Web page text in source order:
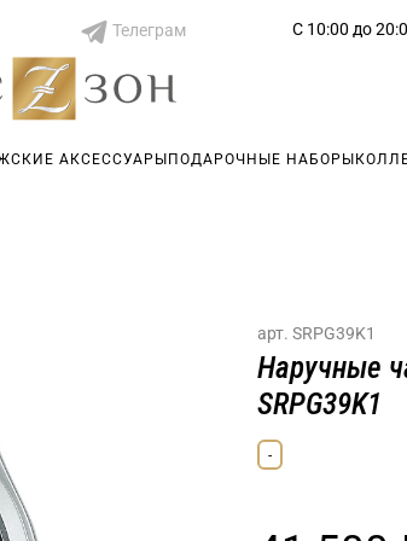
Телеграм С 10:00 до
АКСЕССУАРЫ ПОДАРОЧНЫЕ НАБОРЫ
арт. SRPG39K1
Наручные
SRPG39K1
-